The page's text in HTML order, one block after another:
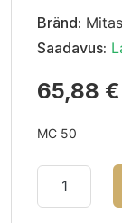
Bränd: Mitas
Saadavus:
65,88 €
MC 50